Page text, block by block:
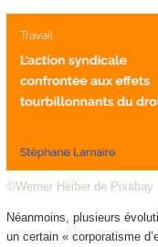
©Werner Heiber de Pixabay
Néanmoins, plusieurs
un certain « corporatisme